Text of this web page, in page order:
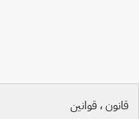
قانون ، قوانين